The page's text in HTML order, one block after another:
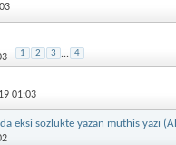
1 2 3 ... 4
01:03
eksi sozlukte yazan muthis yazı